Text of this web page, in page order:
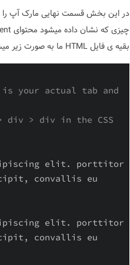
در این بخش قسمت نهایی مارک آپ را
بقیه ی فایل HTML ما به صورت زیر میشود :
your actual tab and
div > div in the CSS
elit. porttitor
convallis eu
elit. porttitor
convallis eu